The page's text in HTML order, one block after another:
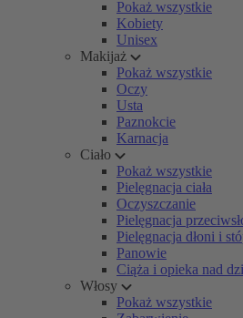
Pokaż wszystkie
Kobiety
Unisex
Makijaż
Pokaż wszystkie
Oczy
Usta
Paznokcie
Karnacja
Ciało
Pokaż wszystkie
Pielęgnacja ciała
Oczyszczanie
Pielęgnacja
Pielęgnacja dłoni i
Panowie
Ciąża i opieka nad
Włosy
Pokaż wszystkie